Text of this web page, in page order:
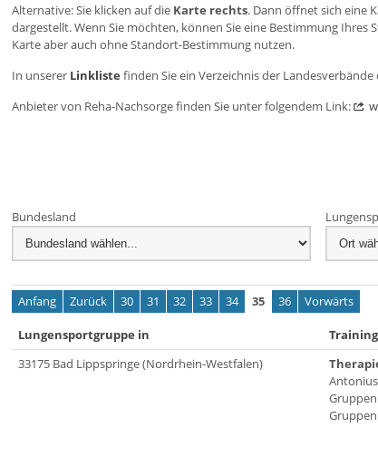
Alternative: Sie klicken auf die Karte rechts. Dann öffnet sich eine
dargestellt. Wenn Sie möchten, können Sie eine Bestimmung
Karte aber auch ohne Standort-Bestimmung nutzen.
In unserer Linkliste finden Sie ein Verzeichnis der
Anbieter von Reha-Nachsorge finden Sie unter folgendem Link:
Bundesland
Anfang Zurück 30 31 32 33 34 35 36 Vorwärts
Lungensportgruppe in
33175 Bad Lippspringe (Nordrhein-Westfalen)